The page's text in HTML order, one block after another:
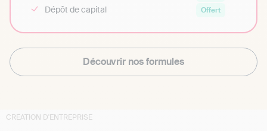
Dépôt de capital Offert
Découvrir nos formules
CRÉATION D'ENTREPRISE